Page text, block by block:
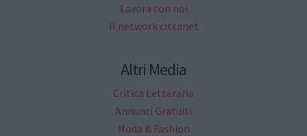
Lavora con noi
Il network cittanet
Altri Media
Critica Letteraria
Annunci Gratuiti
Moda & Fashion